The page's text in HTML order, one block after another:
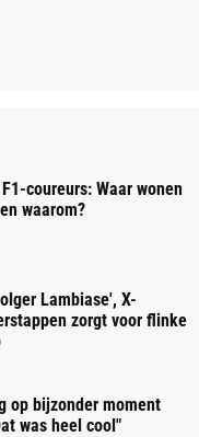
coureurs: Waar wonen
waarom?
Lambiase', X-
zorgt voor flinke
op bijzonder moment
was heel cool"